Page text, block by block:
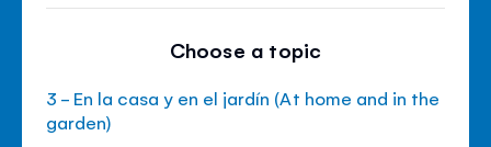
Choose a topic
3 - En la casa y en el jardín (At home and in the
garden)